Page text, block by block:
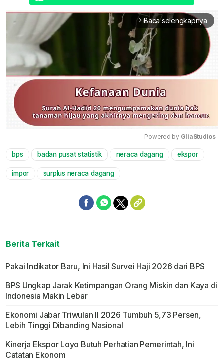
arrow_forward_ios Baca selengkapnya
Mute
Powered by GliaStudios
bps badan pusat statistik neraca dagang ekspor
impor surplus neraca dagang
Berita Terkait
Pakai Indikator Baru, Ini Hasil Survei Haji 2026 dari BPS
BPS Ungkap Jarak Ketimpangan Orang Miskin dan Kaya di
Indonesia Makin Lebar
Ekonomi Jabar Triwulan II 2026 Tumbuh 5,73 Persen,
Lebih Tinggi Dibanding Nasional
Kinerja Ekspor Loyo Butuh Perhatian Pemerintah, Ini
Catatan Ekonom